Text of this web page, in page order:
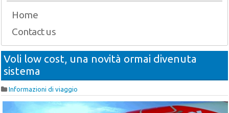
Home
Contact us
Voli low cost, una novità ormai divenuta
sistema
Informazioni di viaggio